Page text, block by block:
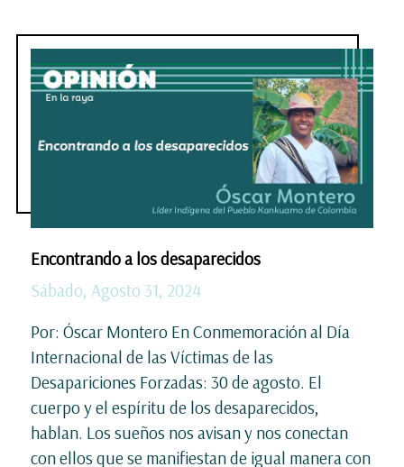
Encontrando a los desaparecidos
Sábado, Agosto 31, 2024
Por: Óscar Montero En Conmemoración al Día
Internacional de las Víctimas de las
Desapariciones Forzadas: 30 de agosto. El
cuerpo y el espíritu de los desaparecidos,
hablan. Los sueños nos avisan y nos conectan
con ellos que se manifiestan de igual manera con